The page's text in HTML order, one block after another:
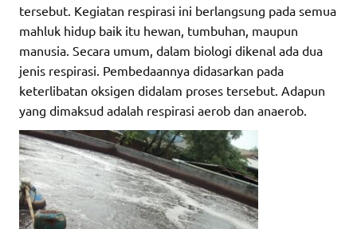
tersebut. Kegiatan respirasi ini berlangsung pada semua
mahluk hidup baik itu hewan, tumbuhan, maupun
manusia. Secara umum, dalam biologi dikenal ada dua
jenis respirasi. Pembedaannya didasarkan pada
keterlibatan oksigen didalam proses tersebut. Adapun
yang dimaksud adalah respirasi aerob dan anaerob.